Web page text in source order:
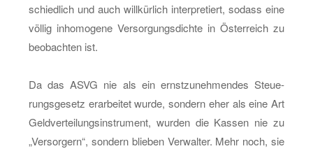
schied­lich und auch will­kür­lich in­ter­pre­tiert, so­dass eine
völ­lig in­ho­mo­ge­ne Ver­sor­gungs­dich­te in Ös­ter­reich zu
be­ob­ach­ten ist.
Da das ASVG nie als ein ernst­zu­neh­men­des Steue­
rungs­ge­setz er­ar­bei­tet wurde, son­dern eher als eine Art
Geld­ver­tei­lungs­in­stru­ment, wur­den die Kas­sen nie zu
„Ver­sor­gern“, son­dern blie­ben Ver­wal­ter. Mehr noch, sie